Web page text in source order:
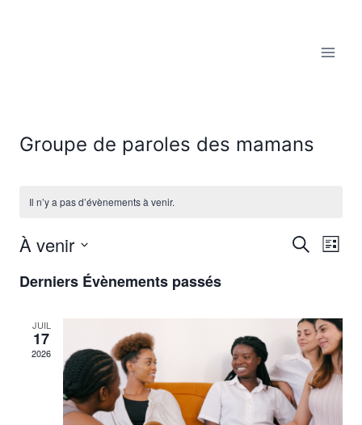
Groupe de paroles des mamans
Il n’y a pas d’évènements à venir.
de
vues
Recherche
Liste
À venir
une
Derniers Évènements passés
JUIL
17
2026